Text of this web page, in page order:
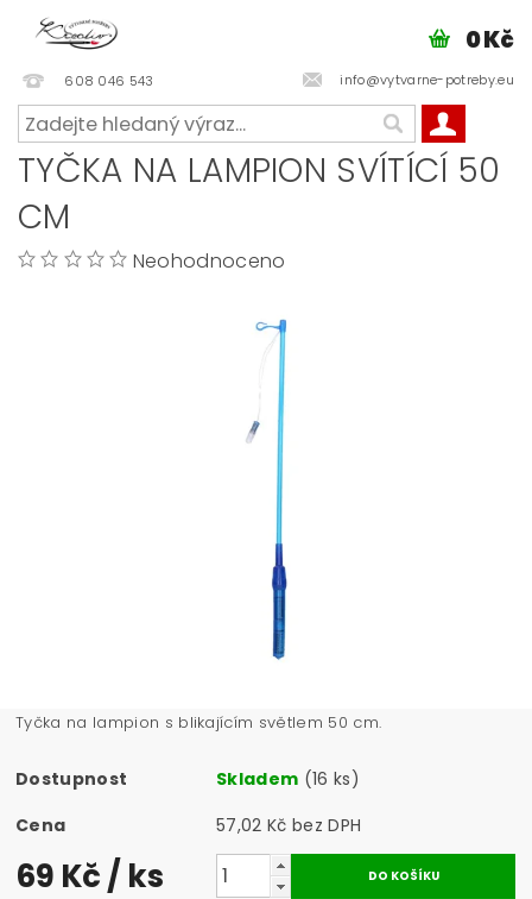
608 046 543 info@vytvarne-potreby.eu
0 Kč
TYČKA NA LAMPION SVÍTÍCÍ 50
CM
Neohodnoceno
Tyčka na lampion s blikajícím světlem 50 cm.
Dostupnost Skladem (16 ks)
Cena
57,02 Kč bez DPH
69 Kč/ ks